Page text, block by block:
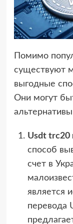
Помимо
существуют
выгодные
Они могут
Usdt trc20
способ
счет в
является
перевода